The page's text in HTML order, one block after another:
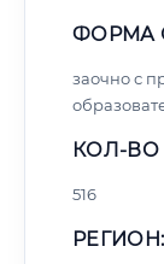
ФОРМА
заочно с
КОЛ-ВО
516
РЕГИОН: